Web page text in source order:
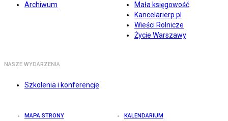
Archiwum
Mała księgowość
Kancelarierp.pl
Wieści Rolnicze
Życie Warszawy
NASZE WYDARZENIA
Szkolenia i konferencje
MAPA STRONY KALENDARIUM